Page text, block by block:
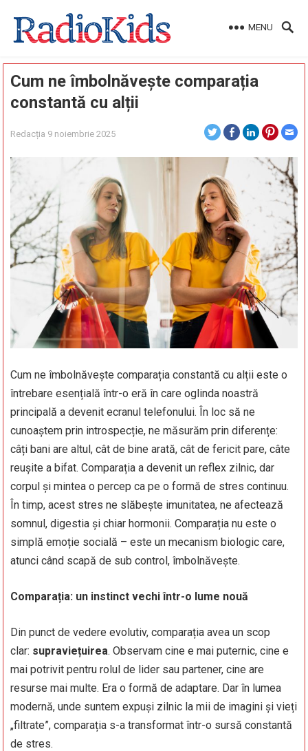
MENU
Cum ne îmbolnăvește comparația
constantă cu alții
Redacția 9 noiembrie 2025
Cum ne îmbolnăvește comparația constantă cu alții este o
întrebare esențială într-o eră în care oglinda noastră
principală a devenit ecranul telefonului. În loc să ne
cunoaștem prin introspecție, ne măsurăm prin diferențe:
câți bani are altul, cât de bine arată, cât de fericit pare, câte
reușite a bifat. Comparația a devenit un reflex zilnic, dar
corpul și mintea o percep ca pe o formă de stres continuu.
În timp, acest stres ne slăbește imunitatea, ne afectează
somnul, digestia și chiar hormonii. Comparația nu este o
simplă emoție socială – este un mecanism biologic care,
atunci când scapă de sub control, îmbolnăvește.
Comparația: un instinct vechi într-o lume nouă
Din punct de vedere evolutiv, comparația avea un scop
clar: supraviețuirea. Observam cine e mai puternic, cine e
mai potrivit pentru rolul de lider sau partener, cine are
resurse mai multe. Era o formă de adaptare. Dar în lumea
modernă, unde suntem expuși zilnic la mii de imagini și vieți
„filtrate”, comparația s-a transformat într-o sursă constantă
de stres.